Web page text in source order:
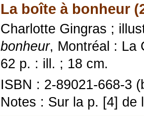
La boîte à bonheur
Charlotte Gingras ;
bonheur, Montréal : La
62 p. : ill. ; 18 cm.
ISBN : 2-89021-668-3
Notes : Sur la p. [4] de